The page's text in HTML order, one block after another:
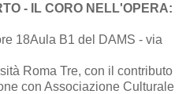
- IL CORO NELL'OPERA:
18Aula B1 del DAMS - via
Roma Tre, con il contributo
con Associazione Culturale